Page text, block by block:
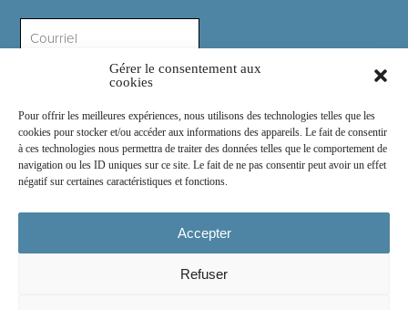
Gérer le consentement aux
cookies
Pour offrir les meilleures expériences, nous utilisons des technologies telles que les
cookies pour stocker et/ou accéder aux informations des appareils. Le fait de consentir
à ces technologies nous permettra de traiter des données telles que le comportement de
navigation ou les ID uniques sur ce site. Le fait de ne pas consentir peut avoir un effet
négatif sur certaines caractéristiques et fonctions.
Accepter
Refuser